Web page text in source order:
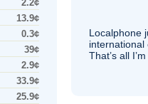
2.2¢
13.9¢
0.3¢
39¢
2.9¢
33.9¢
25.9¢
Localphone
international
That’s all